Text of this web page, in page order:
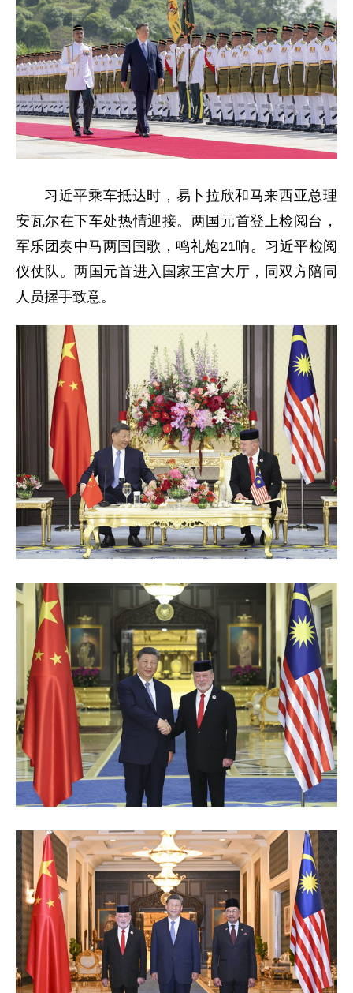
习近平乘车抵达时，易卜拉欣和马来西亚总理
安瓦尔在下车处热情迎接。两国元首登上检阅台，
军乐团奏中马两国国歌，鸣礼炮21响。习近平检阅
仪仗队。两国元首进入国家王宫大厅，同双方陪同
人员握手致意。